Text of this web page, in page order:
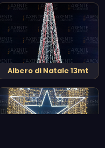
Albero di Natale 13mt